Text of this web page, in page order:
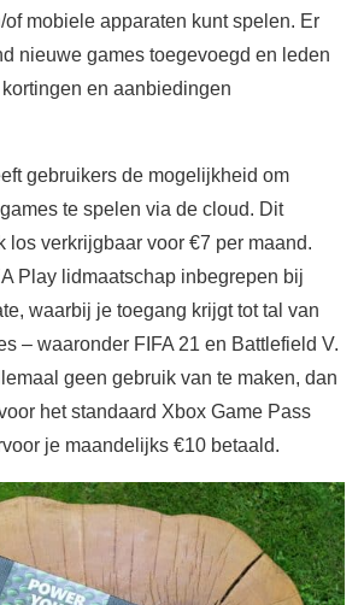
mobiele apparaten kunt spelen. Er
nieuwe games toegevoegd en leden
en aanbiedingen
gebruikers de mogelijkheid om
te spelen via de cloud. Dit
los verkrijgbaar voor €7 per maand.
Play lidmaatschap inbegrepen bij
waarbij je toegang krijgt tot tal van
– waaronder FIFA 21 en Battlefield V.
geen gebruik van te maken, dan
het standaard Xbox Game Pass
je maandelijks €10 betaald.